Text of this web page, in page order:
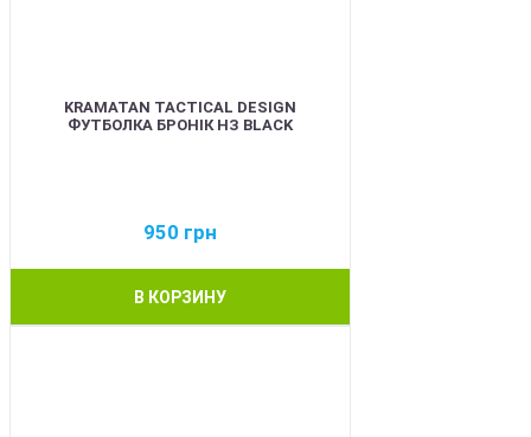
KRAMATAN TACTICAL DESIGN
ФУТБОЛКА БРОНІК НЗ BLACK
950 грн
В КОРЗИНУ